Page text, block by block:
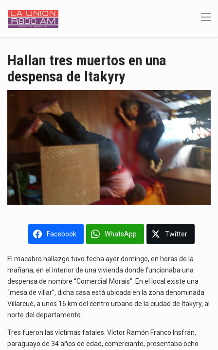
Hallan tres muertos en una
despensa de Itakyry
Facebook WhatsApp Twitter
El macabro hallazgo tuvo fecha ayer domingo, en horas de la
mañana, en el interior de una vivienda donde funcionaba una
despensa de nombre “Comercial Morais”. En el local existe una
“mesa de villar”, dicha casa está ubicada en la zona denominada
Villarcué, a unos 16 km del centro urbano de la ciudad de Itakyry, al
norte del departamento.
Tres fueron las víctimas fatales: Víctor Ramón Franco Insfrán,
paraguayo de 34 años de edad, comerciante, presentaba ocho